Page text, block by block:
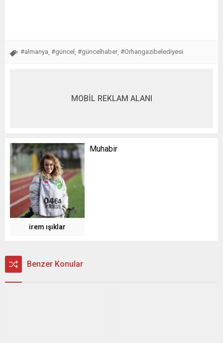
#almanya #güncel #güncelhaber #Orhangazibelediyesi
MOBİL REKLAM ALANI
irem ışıklar
Muhabir
Benzer Konular